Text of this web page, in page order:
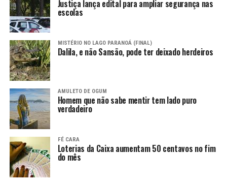
Justiça lança edital para ampliar segurança nas
escolas
MISTÉRIO NO LAGO PARANOÁ (FINAL)
Dalila, e não Sansão, pode ter deixado herdeiros
AMULETO DE OGUM
Homem que não sabe mentir tem lado puro
verdadeiro
FÉ CARA
Loterias da Caixa aumentam 50 centavos no fim
do mês